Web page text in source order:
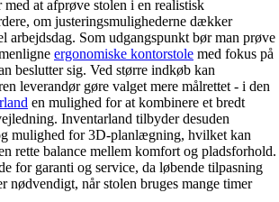
at afprøve stolen i en realistisk
om justeringsmulighederne dækker
arbejdsdag. Som udgangspunkt bør man prøve
ergonomiske kontorstole med fokus på
beslutter sig. Ved større indkøb kan
leverandør gøre valget mere målrettet - i den
en mulighed for at kombinere et bredt
Inventarland tilbyder desuden
mulighed for 3D-planlægning, hvilket kan
rette balance mellem komfort og pladsforhold.
for garanti og service, da løbende tilpasning
nødvendigt, når stolen bruges mange timer